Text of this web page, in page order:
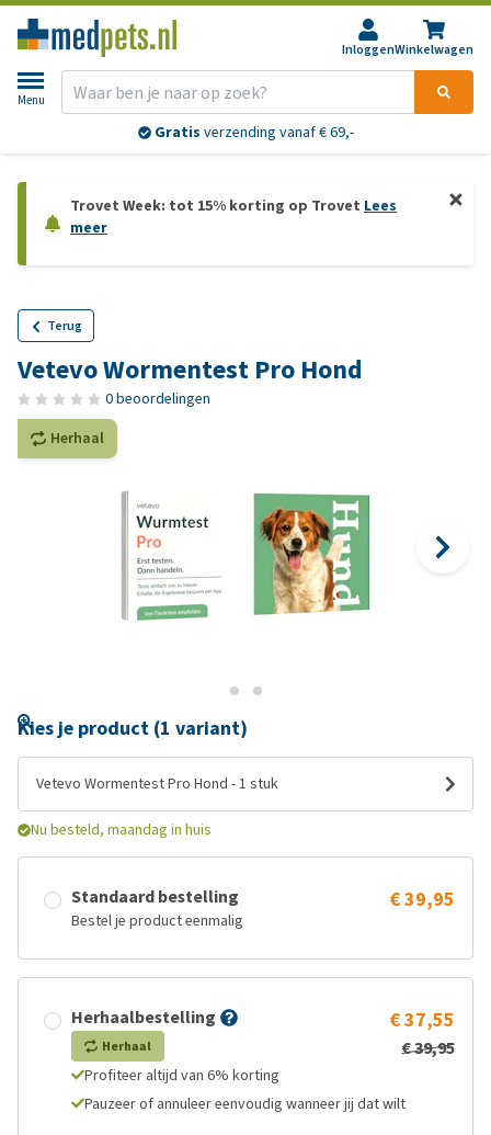
InloggenWinkelwagen
Menu
Gratis verzending vanaf € 69,-
Trovet Week: tot 15% korting op Trovet Lees
meer
Terug
Vetevo Wormentest Pro Hond
0 beoordelingen
Herhaal
Kies je product (1 variant)
Vetevo Wormentest Pro Hond - 1 stuk
Nu besteld, maandag in huis
Standaard bestelling
Bestel je product eenmalig
€ 39,95
Herhaalbestelling
Herhaal
€ 37,55
€ 39,95
Profiteer altijd van 6% korting
Pauzeer of annuleer eenvoudig wanneer jij dat wilt